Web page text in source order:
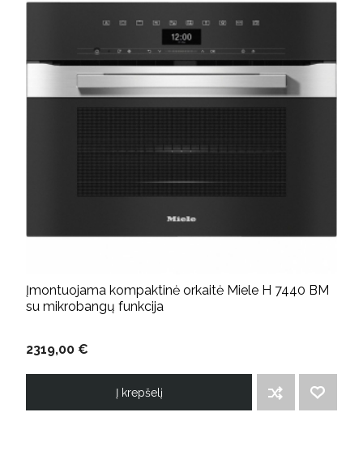
Įmontuojama kompaktinė orkaitė Miele H 7440 BM
su mikrobangų funkcija
2319,00 €
Į krepšelį